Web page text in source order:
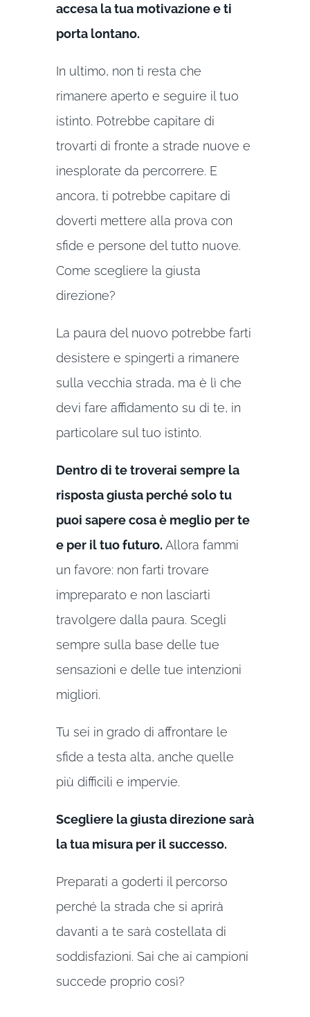
accesa la tua motivazione e ti
porta lontano.
In ultimo, non ti resta che
rimanere aperto e seguire il tuo
istinto. Potrebbe capitare di
trovarti di fronte a strade nuove e
inesplorate da percorrere. E
ancora, ti potrebbe capitare di
doverti mettere alla prova con
sfide e persone del tutto nuove.
Come scegliere la giusta
direzione?
La paura del nuovo potrebbe farti
desistere e spingerti a rimanere
sulla vecchia strada, ma è lì che
devi fare affidamento su di te, in
particolare sul tuo istinto.
Dentro di te troverai sempre la
risposta giusta perché solo tu
puoi sapere cosa è meglio per te
e per il tuo futuro. Allora fammi
un favore: non farti trovare
impreparato e non lasciarti
travolgere dalla paura. Scegli
sempre sulla base delle tue
sensazioni e delle tue intenzioni
migliori.
Tu sei in grado di affrontare le
sfide a testa alta, anche quelle
più difficili e impervie.
Scegliere la giusta direzione sarà
la tua misura per il successo.
Preparati a goderti il percorso
perché la strada che si aprirà
davanti a te sarà costellata di
soddisfazioni. Sai che ai campioni
succede proprio così?